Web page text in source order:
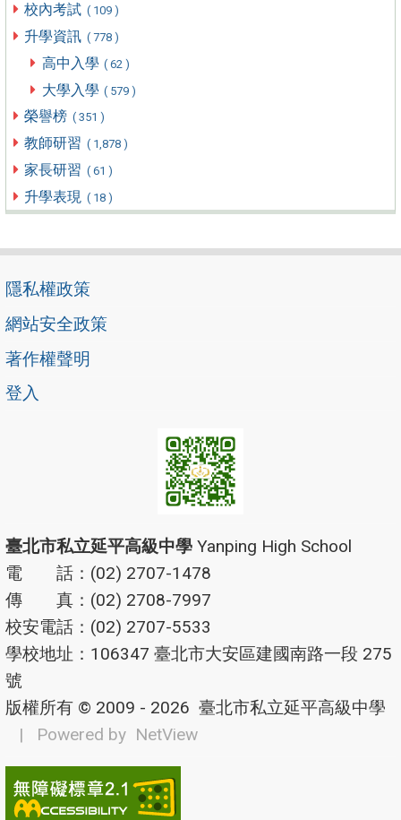
校內考試 ( 109 )
升學資訊 ( 778 )
高中入學 ( 62 )
大學入學 ( 579 )
榮譽榜 ( 351 )
教師研習 ( 1,878 )
家長研習 ( 61 )
升學表現 ( 18 )
隱私權政策
網站安全政策
著作權聲明
登入
臺北市私立延平高級中學 Yanping High School
電 話：(02) 2707-1478
傳 真：(02) 2708-7997
校安電話：(02) 2707-5533
學校地址：106347 臺北市大安區建國南路一段 275
號
版權所有 © 2009 - 2026 臺北市私立延平高級中學
| Powered by NetView